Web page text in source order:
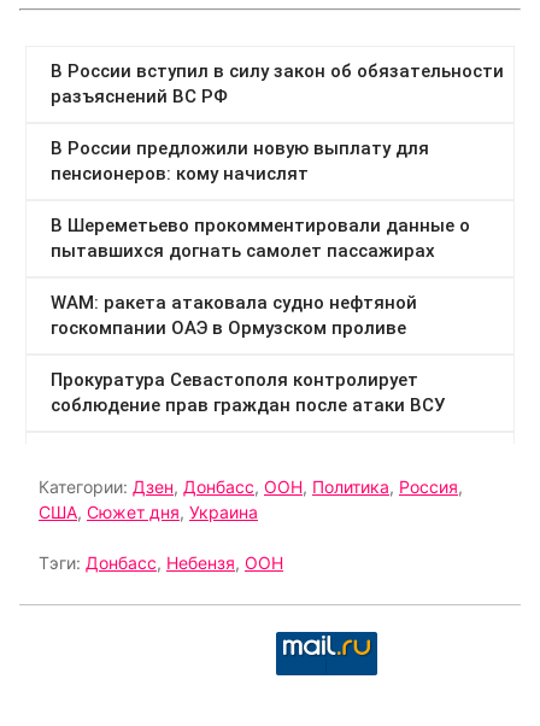
Категории: Дзен, Донбасс, ООН, Политика, Россия,
США, Сюжет дня, Украина
Тэги: Донбасс, Небензя, ООН